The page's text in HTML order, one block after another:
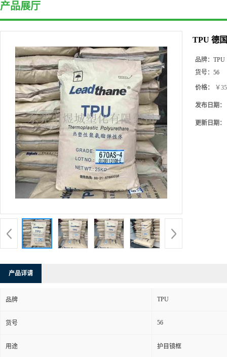
产品展厅
TPU 德
品牌： TPU
货号： 56
价格： ￥
发布日期：
更新日期：
产品详请
品牌 TPU
货号 56
用途 护目镜框